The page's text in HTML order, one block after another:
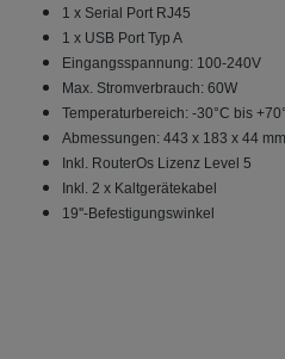
1 x Serial Port RJ45
1 x USB Port Typ A
Eingangsspannung: 100-240V
Max. Stromverbrauch: 60W
Temperaturbereich: -30°C bis
Abmessungen: 443 x 183 x 44 mm
Inkl. RouterOs Lizenz Level 5
Inkl. 2 x Kaltgerätekabel
19''-Befestigungswinkel